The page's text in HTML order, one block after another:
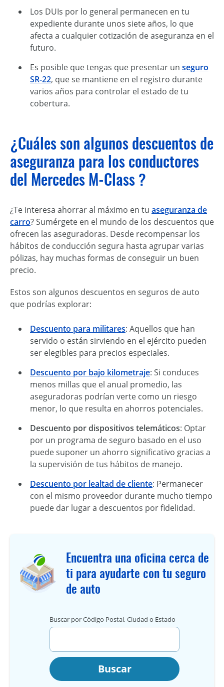
Los DUIs por lo general permanecen en tu
expediente durante unos siete años, lo que
afecta a cualquier cotización de aseguranza en el
futuro.
Es posible que tengas que presentar un seguro
SR-22, que se mantiene en el registro durante
varios años para controlar el estado de tu
cobertura.
¿Cuáles son algunos descuentos de
aseguranza para los conductores
del Mercedes M-Class ?
¿Te interesa ahorrar al máximo en tu aseguranza de
carro? Sumérgete en el mundo de los descuentos que
ofrecen las aseguradoras. Desde recompensar los
hábitos de conducción segura hasta agrupar varias
pólizas, hay muchas formas de conseguir un buen
precio.
Estos son algunos descuentos en seguros de auto
que podrías explorar:
Descuento para militares: Aquellos que han
servido o están sirviendo en el ejército pueden
ser elegibles para precios especiales.
Descuento por bajo kilometraje: Si conduces
menos millas que el anual promedio, las
aseguradoras podrían verte como un riesgo
menor, lo que resulta en ahorros potenciales.
Descuento por dispositivos telemáticos: Optar
por un programa de seguro basado en el uso
puede suponer un ahorro significativo gracias a
la supervisión de tus hábitos de manejo.
Descuento por lealtad de cliente: Permanecer
con el mismo proveedor durante mucho tiempo
puede dar lugar a descuentos por fidelidad.
Encuentra una oficina cerca de
ti para ayudarte con tu seguro
de auto
Buscar por Código Postal, Ciudad o Estado
Buscar